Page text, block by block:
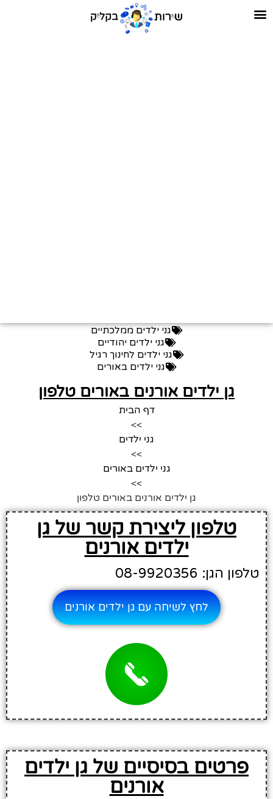
גני ילדים ממלכתיים
גני ילדים יהודיים
גני ילדים לחינוך רגיל
גני ילדים באורים
גן ילדים אורנים באורים טלפון
דף הבית
>>
גני ילדים
>>
גני ילדים באורים
>>
גן ילדים אורנים באורים טלפון
טלפון ליצירת קשר של גן
ילדים אורנים
טלפון הגן: 08-9920356
לחץ לשיחה עם גן ילדים אורנים
פרטים בסיסיים של גן ילדים
אורנים